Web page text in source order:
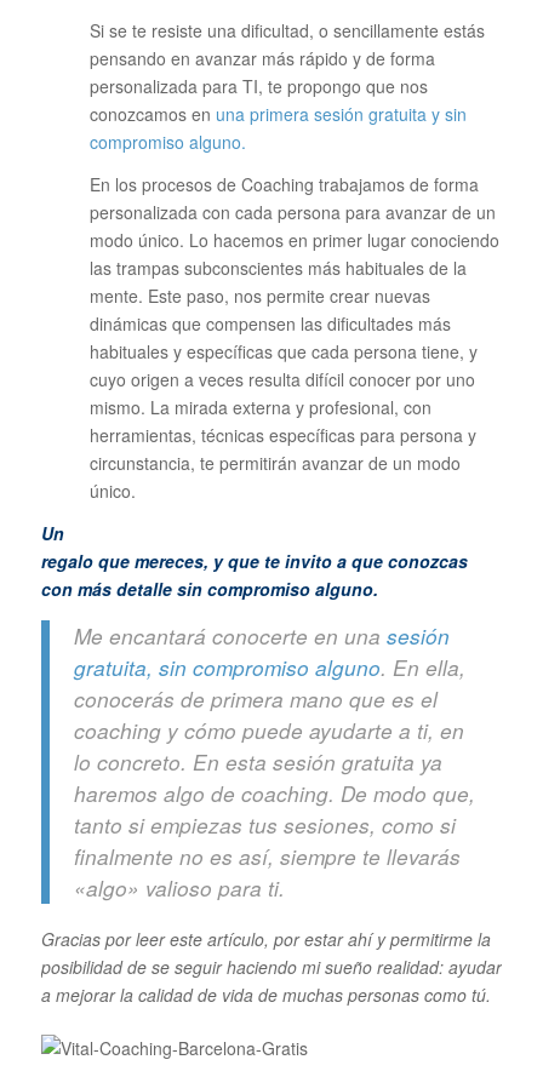
Si se te resiste una dificultad, o sencillamente estás
pensando en avanzar más rápido y de forma
personalizada para TI, te propongo que nos
conozcamos en una primera sesión gratuita y sin
compromiso alguno.
En los procesos de Coaching trabajamos de forma
personalizada con cada persona para avanzar de un
modo único. Lo hacemos en primer lugar conociendo
las trampas subconscientes más habituales de la
mente. Este paso, nos permite crear nuevas
dinámicas que compensen las dificultades más
habituales y específicas que cada persona tiene, y
cuyo origen a veces resulta difícil conocer por uno
mismo. La mirada externa y profesional, con
herramientas, técnicas específicas para persona y
circunstancia, te permitirán avanzar de un modo
único.
Un
regalo que mereces, y que te invito a que conozcas
con más detalle sin compromiso alguno.
Me encantará conocerte en una sesión
gratuita, sin compromiso alguno. En ella,
conocerás de primera mano que es el
coaching y cómo puede ayudarte a ti, en
lo concreto. En esta sesión gratuita ya
haremos algo de coaching. De modo que,
tanto si empiezas tus sesiones, como si
finalmente no es así, siempre te llevarás
«algo» valioso para ti.
Gracias por leer este artículo, por estar ahí y permitirme la
posibilidad de se seguir haciendo mi sueño realidad: ayudar
a mejorar la calidad de vida de muchas personas como tú.